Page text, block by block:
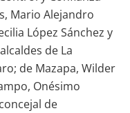
Mario Alejandro
López Sánchez y
de La
de Mazapa, Wilder
Onésimo
de